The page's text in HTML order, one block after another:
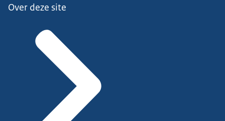
Over deze site